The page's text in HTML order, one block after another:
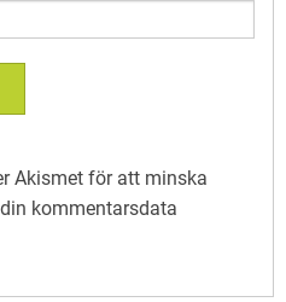
Akismet för att minska
kommentarsdata